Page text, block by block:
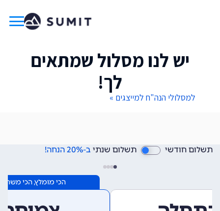
יש לנו מסלול שמתאים
לך!
למסלולי הנה"ח למייצגים »